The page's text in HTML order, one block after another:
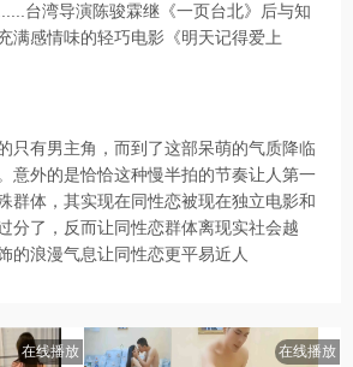
台湾导演陈骏霖继《一页台北》后与知
满感情味的轻巧电影《明天记得爱上
只有男主角，而到了这部呆萌的气质降临
意外的是恰恰这种慢半拍的节奏让人第一
群体，其实现在同性恋被现在独立电影和
分了，反而让同性恋群体离现实社会越
的浪漫气息让同性恋更平易近人